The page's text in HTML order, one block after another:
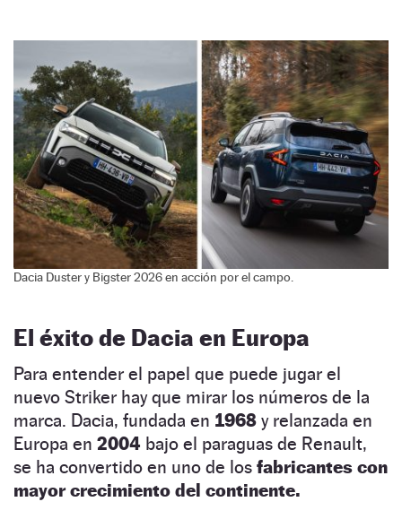
Dacia Duster y Bigster 2026 en acción por el campo.
El éxito de Dacia en Europa
Para entender el papel que puede jugar el
nuevo Striker hay que mirar los números de la
marca. Dacia, fundada en 1968 y relanzada en
Europa en 2004 bajo el paraguas de Renault,
se ha convertido en uno de los fabricantes con
mayor crecimiento del continente.